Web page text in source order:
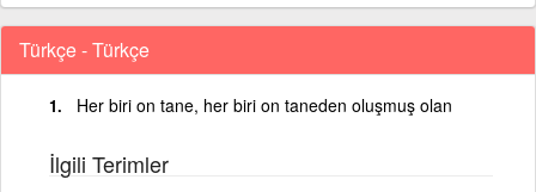
Türkçe - Türkçe
Her biri on tane, her biri on taneden oluşmuş olan
İlgili Terimler